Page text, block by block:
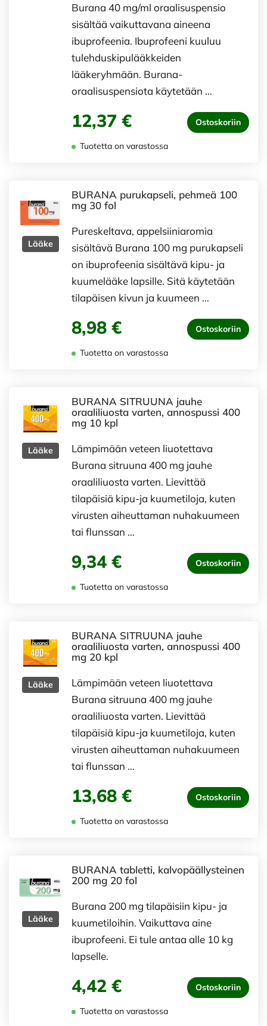
Burana 40 mg/ml oraalisuspensio
sisältää vaikuttavana aineena
ibuprofeenia. Ibuprofeeni kuuluu
tulehduskipulääkkeiden
lääkeryhmään. Burana-
oraalisuspensiota käytetään …
12,37 € Ostoskoriin
Tuotetta on varastossa
Lääke
BURANA purukapseli, pehmeä 100
mg 30 fol
Pureskeltava, appelsiiniaromia
sisältävä Burana 100 mg purukapseli
on ibuprofeenia sisältävä kipu- ja
kuumelääke lapsille. Sitä käytetään
tilapäisen kivun ja kuumeen …
8,98 € Ostoskoriin
Tuotetta on varastossa
Lääke
BURANA SITRUUNA jauhe
oraaliliuosta varten, annospussi 400
mg 10 kpl
Lämpimään veteen liuotettava
Burana sitruuna 400 mg jauhe
oraaliliuosta varten. Lievittää
tilapäisiä kipu-ja kuumetiloja, kuten
virusten aiheuttaman nuhakuumeen
tai flunssan …
9,34 € Ostoskoriin
Tuotetta on varastossa
Lääke
BURANA SITRUUNA jauhe
oraaliliuosta varten, annospussi 400
mg 20 kpl
Lämpimään veteen liuotettava
Burana sitruuna 400 mg jauhe
oraaliliuosta varten. Lievittää
tilapäisiä kipu-ja kuumetiloja, kuten
virusten aiheuttaman nuhakuumeen
tai flunssan …
13,68 € Ostoskoriin
Tuotetta on varastossa
Lääke
BURANA tabletti, kalvopäällysteinen
200 mg 20 fol
Burana 200 mg tilapäisiin kipu- ja
kuumetiloihin. Vaikuttava aine
ibuprofeeni. Ei tule antaa alle 10 kg
lapselle.
4,42 € Ostoskoriin
Tuotetta on varastossa